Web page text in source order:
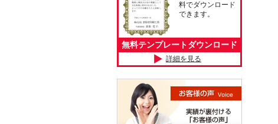
料でダウンロード
できます。
無料テンプレートダウンロード
詳細を見る